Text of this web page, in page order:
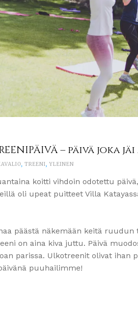
– päivä joka
, TREENI, YLEINEN
koitti vihdoin odotettu
oli upeat puitteet Villa
päästä näkemään keitä
on aina kiva juttu. Päivä
parissa. Ulkotreenit olivat ihan
puuhailimme!